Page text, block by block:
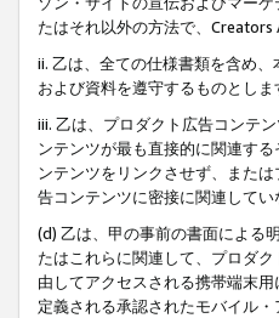
たはそれ以外の方法で、Creators
ii. 乙は、全ての仕様書類を含め
および資料を遵守するものとしま
iii. 乙は、プロダクト広告コンテ
ンテンツが最も直接的に関連す
ンテンツをリンクさせず、また
告コンテンツに密接に関連して
(d) 乙は、甲の事前の書面による
たはこれらに関連して、プロダ
由してアクセスされる携帯端末
定義される承認されたモバイル